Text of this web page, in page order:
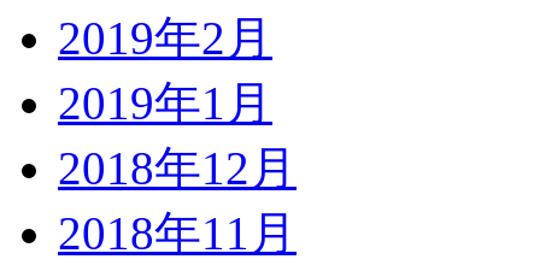
2019年2月
2019年1月
2018年12月
2018年11月